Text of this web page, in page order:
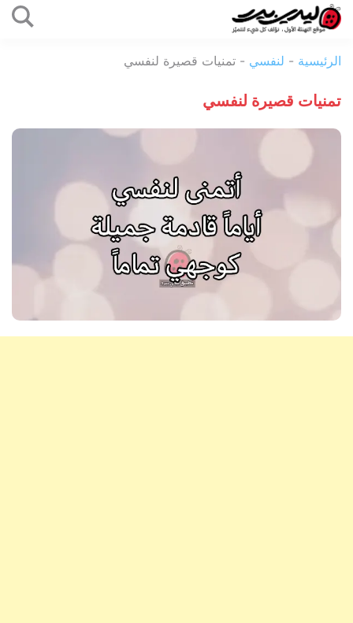
المحتوى
بيرد
الرئيسية - لنفسي - تمنيات قصيرة لنفسي
تمنيات قصيرة لنفسي